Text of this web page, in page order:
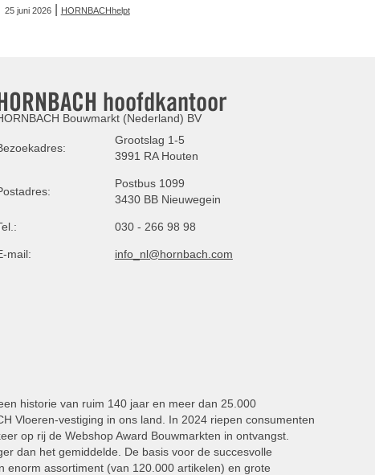
25 juni 2026| HORNBACHhelpt
hoofdkantoor
Bouwmarkt (Nederland) BV
Grootslag 1-5
3991 RA Houten
Postbus 1099
3430 BB Nieuwegein
030 - 266 98 98
mail: info_nl@hornbach.com
historie van ruim 140 jaar en meer dan 25.000
Vloeren-vestiging in ons land. In 2024 riepen consumenten
op rij de Webshop Award Bouwmarkten in ontvangst.
dan het gemiddelde. De basis voor de succesvolle
enorm assortiment (van 120.000 artikelen) en grote